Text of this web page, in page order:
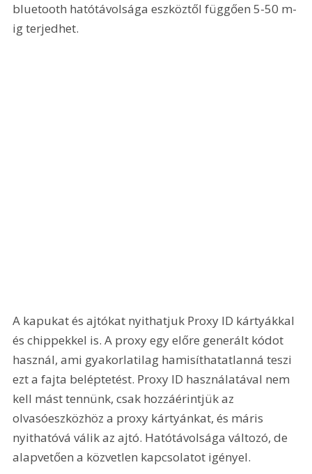
bluetooth hatótávolsága eszköztől függően 5-50 m-
ig terjedhet.
A kapukat és ajtókat nyithatjuk Proxy ID kártyákkal
és chippekkel is. A proxy egy előre generált kódot
használ, ami gyakorlatilag hamisíthatatlanná teszi
ezt a fajta beléptetést. Proxy ID használatával nem
kell mást tennünk, csak hozzáérintjük az
olvasóeszközhöz a proxy kártyánkat, és máris
nyithatóvá válik az ajtó. Hatótávolsága változó, de
alapvetően a közvetlen kapcsolatot igényel.